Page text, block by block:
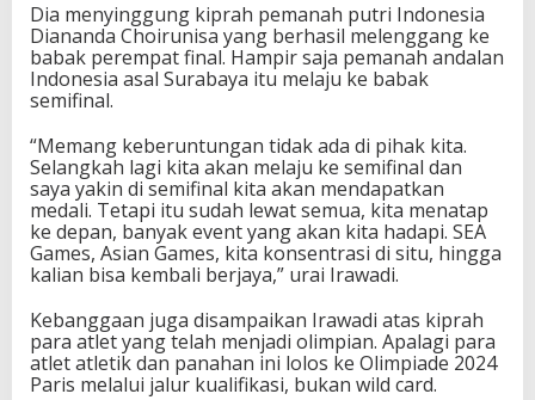
a
h
A
i
Dia menyinggung kiprah pemanah putri Indonesia
Diananda Choirunisa yang berhasil melenggang ke
babak perempat final. Hampir saja pemanah andalan
Indonesia asal Surabaya itu melaju ke babak
semifinal.
“Memang keberuntungan tidak ada di pihak kita.
Selangkah lagi kita akan melaju ke semifinal dan
saya yakin di semifinal kita akan mendapatkan
medali. Tetapi itu sudah lewat semua, kita menatap
ke depan, banyak event yang akan kita hadapi. SEA
Games, Asian Games, kita konsentrasi di situ, hingga
kalian bisa kembali berjaya,” urai Irawadi.
Kebanggaan juga disampaikan Irawadi atas kiprah
para atlet yang telah menjadi olimpian. Apalagi para
atlet atletik dan panahan ini lolos ke Olimpiade 2024
Paris melalui jalur kualifikasi, bukan wild card.